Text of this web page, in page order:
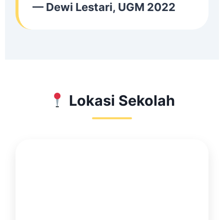
— Dewi Lestari, UGM 2022
Lokasi Sekolah